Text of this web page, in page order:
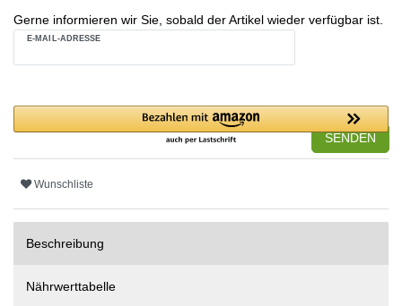
Gerne informieren wir Sie, sobald der Artikel wieder verfügbar ist.
E-MAIL-ADRESSE
SENDEN
Wunschliste
Beschreibung
Nährwerttabelle